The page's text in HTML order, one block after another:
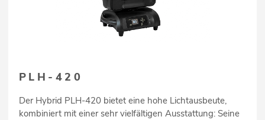
PLH-420
Der Hybrid PLH-420 bietet eine hohe Lichtausbeute,
kombiniert mit einer sehr vielfältigen Ausstattung: Seine